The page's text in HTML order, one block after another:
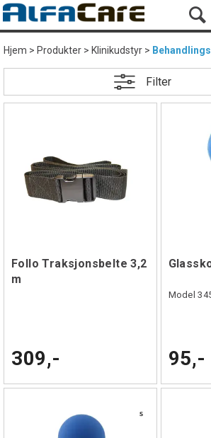
Hjem>Produkter>Klinikudstyr>
Filter
Follo Traksjonsbelte 3,2
m
309,-
Model
95,-